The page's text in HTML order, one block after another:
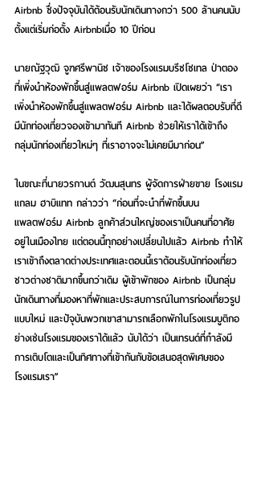
Airbnb ซึ่งปัจจุบันได้ต้อนรับนักเดินทางกว่า 500 ล้านคนนับ
ตั้งแต่เริ่มก่อตั้ง Airbnbเมื่อ 10 ปีก่อน
นายณัฐวุฒิ จูฑศรีพานิช เจ้าของโรงแรมบรีซโซเทล ป่าตอง
ที่เพิ่งนำห้องพักขึ้นสู่แพลตฟอร์ม Airbnb เปิดเผยว่า “เรา
เพิ่งนำห้องพักขึ้นสู่แพลตฟอร์ม Airbnb และได้ผลตอบรับที่ดี
มีนักท่องเที่ยวจองเข้ามาทันที Airbnb ช่วยให้เราได้เข้าถึง
กลุ่มนักท่องเที่ยวใหม่ๆ ที่เราอาจจะไม่เคยมีมาก่อน”
ในขณะที่นายวรกานต์ วัฒนสุนทร ผู้จัดการฝ่ายขาย โรงแรม
แกลม ฮาบิแทท กล่าวว่า “ก่อนที่จะนำที่พักขึ้นบน
แพลตฟอร์ม Airbnb ลูกค้าส่วนใหญ่ของเราเป็นคนที่อาศัย
อยู่ในเมืองไทย แต่ตอนนี้ทุกอย่างเปลี่ยนไปแล้ว Airbnb ทำให้
เราเข้าถึงตลาดต่างประเทศและตอนนี้เราต้อนรับนักท่องเที่ยว
ชาวต่างชาติมากขึ้นกว่าเดิม ผู้เข้าพักของ Airbnb เป็นกลุ่ม
นักเดินทางที่มองหาที่พักและประสบการณ์ในการท่องเที่ยวรูป
แบบใหม่ และปัจุบันพวกเขาสามารถเลือกพักในโรงแรมบูติกอ
ย่างเช่นโรงแรมของเราได้แล้ว นับได้ว่า เป็นเทรนด์ที่กำลังมี
การเติบโตและเป็นทิศทางที่เข้ากันกับข้อเสนอสุดพิเศษของ
โรงแรมเรา”